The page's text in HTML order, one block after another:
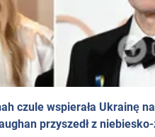
czule wspierała Ukrainę
przyszedł z